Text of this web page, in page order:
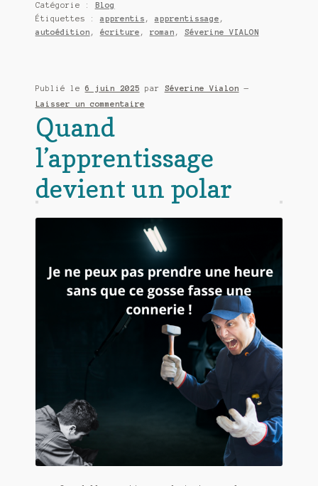
Catégorie :
Blog
Étiquettes : apprentis , apprentissage ,
autoédition , écriture , roman , Séverine VIALON
Publié le 6 juin 2025 par Séverine Vialon
—
Laisser un commentaire
Quand
l’apprentissage
devient un polar